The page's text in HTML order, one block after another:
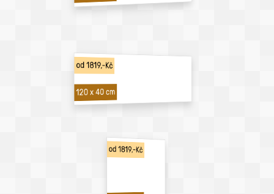
od 1819,-Kč
120 x 40 cm
od 1819,-Kč